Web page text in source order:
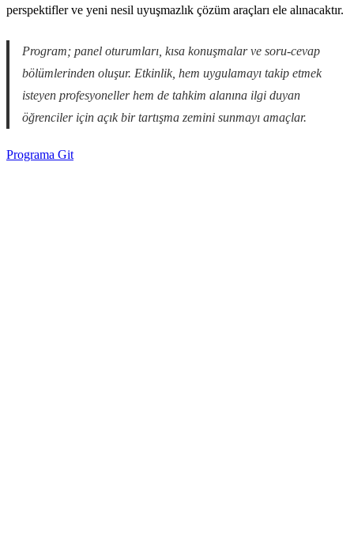
perspektifler ve yeni nesil uyuşmazlık çözüm araçları ele alınacaktır.
Program; panel oturumları, kısa konuşmalar ve soru-cevap
bölümlerinden oluşur. Etkinlik, hem uygulamayı takip etmek
isteyen profesyoneller hem de tahkim alanına ilgi duyan
öğrenciler için açık bir tartışma zemini sunmayı amaçlar.
Programa Git